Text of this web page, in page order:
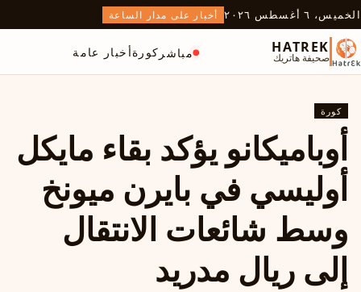
الخميس، ٦ أغسطس ٢٠٢٦ أخبار على مدار الساعة
HATREK
صحيفة هاتريك مباشر كورةأخبار عامة
كورة
أوباميكانو يؤكد بقاء مايكل
أوليسي في بايرن ميونخ
وسط شائعات الانتقال
إلى ريال مدريد